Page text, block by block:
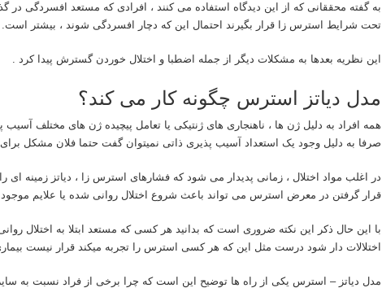
به گفته محققانی که از این دیدگاه استفاده می کنند ، افرادی که مستعد افسردگی در
تحت شرایط استرس زا قرار بگیرند احتمال این که دچار افسردگی شوند ، بیشتر است.
این نظریه بعدها به مشکلات دیگر از جمله اضطبا و اختلال خوردن گسترش پیدا کرد .
مدل دیاتز استرس چگونه کار می کند؟
همه افراد به دلیل ژن ها ، ناهنجاری های ژنتیکی یا تعامل پیچیده ژن های مختلف
صرفا به دلیل وجود یک استعداد آسیب پذیری ذاتی نمیتوان گفت حتما فلان مشکل
در اغلب مواد اختلال ، زمانی پدیدار می شود که فشارهای استرس زا ، دیاتز زمینه ای
قرار گرفتن در معرض استرس می تواند باعث شروع اختلال روانی شده یا علایم موجود
با این حال ذکر این نکته ضروری است که بدانید هر کسی که مستعد ابتلا به اختلال
اختلالات دار شود درست مثل این که هر کسی استرس را تجربه میکند قرار نیست
مدل دیاتز – استرس یکی از راه ها توضیح این است که چرا برخی از فراد نسبت به